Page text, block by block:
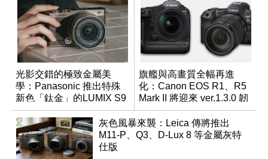
光影交錯的極致金屬美
學：Panasonic 推出特殊
新色「鈦金」的LUMIX S9
旗艦與高畫質全幅再進
化：Canon EOS R1、R5
Mark II 將迎來 ver.1.3.0 韌
體更新
灰色風暴來襲：Leica 傳將推出
M11-P、Q3、D-Lux 8 等金屬灰特
仕版